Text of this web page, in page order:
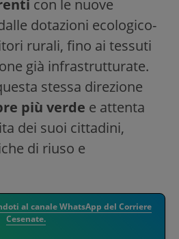
con le nuove
dotazioni ecologico-
rurali, fino ai tessuti
già infrastrutturate.
stessa direzione
più verde e attenta
dei suoi cittadini,
di riuso e
al canale WhatsApp del Corriere
Cesenate.